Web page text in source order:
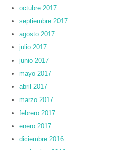
octubre 2017
septiembre 2017
agosto 2017
julio 2017
junio 2017
mayo 2017
abril 2017
marzo 2017
febrero 2017
enero 2017
diciembre 2016